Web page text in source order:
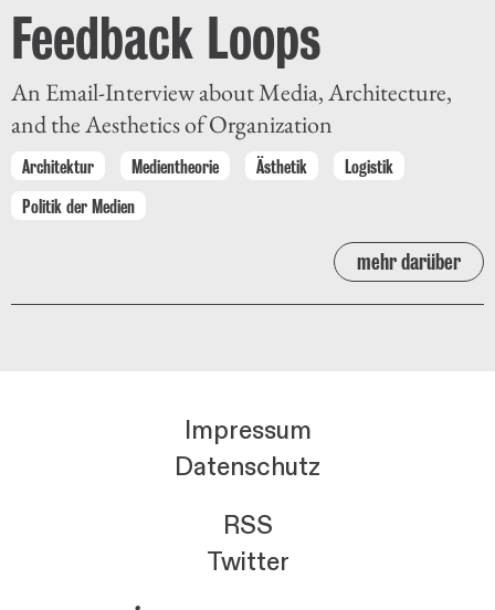
Feedback Loops
An Email-Interview about Media, Architecture,
and the Aesthetics of Organization
Architektur Medientheorie Ästhetik
Logistik
Politik der Medien
mehr darüber
Impressum
Datenschutz
RSS
Twitter